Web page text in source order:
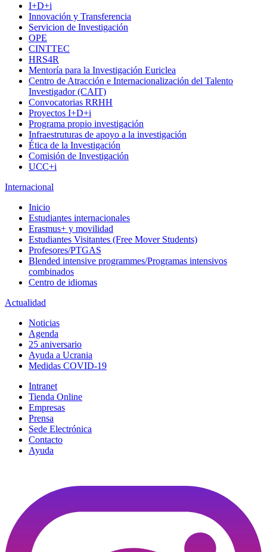
I+D+i
Innovación y Transferencia
Servicion de Investigación
OPE
CINTTEC
HRS4R
Mentoría para la Investigación Euriclea
Centro de Atracción e Internacionalización del Talento
Investigador (CAIT)
Convocatorias RRHH
Proyectos I+D+i
Programa propio investigación
Infraestruturas de apoyo a la investigación
Ética de la Investigación
Comisión de Investigación
UCC+i
Internacional
Inicio
Estudiantes internacionales
Erasmus+ y movilidad
Estudiantes Visitantes (Free Mover Students)
Profesores/PTGAS
Blended intensive programmes/Programas intensivos
combinados
Centro de idiomas
Actualidad
Noticias
Agenda
25 aniversario
Ayuda a Ucrania
Medidas COVID-19
Intranet
Tienda Online
Empresas
Prensa
Sede Electrónica
Contacto
Ayuda